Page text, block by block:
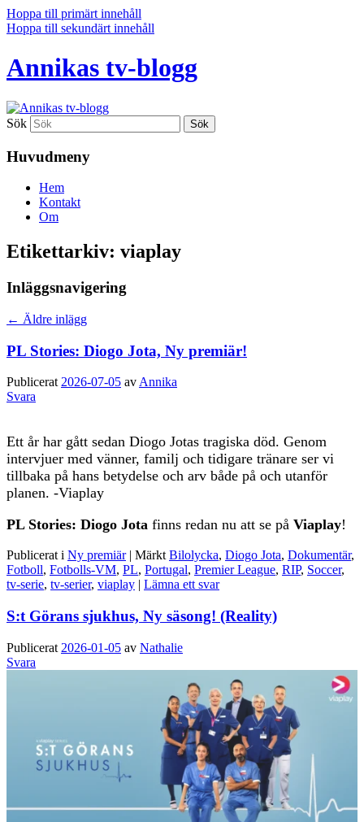
Hoppa till primärt innehåll
Hoppa till sekundärt innehåll
Annikas tv-blogg
Sök
Huvudmeny
Hem
Kontakt
Om
Etikettarkiv: viaplay
Inläggsnavigering
← Äldre inlägg
PL Stories: Diogo Jota, Ny premiär!
Publicerat 2026-07-05 av Annika
Svara
Ett år har gått sedan Diogo Jotas tragiska död. Genom
intervjuer med vänner, familj och tidigare tränare ser vi
tillbaka på hans betydelse och arv både på och utanför
planen. -Viaplay
PL Stories: Diogo Jota finns redan nu att se på Viaplay!
Publicerat i Ny premiär | Märkt Bilolycka, Diogo Jota, Dokumentär,
Fotboll, Fotbolls-VM, PL, Portugal, Premier League, RIP, Soccer,
tv-serie, tv-serier, viaplay | Lämna ett svar
S:t Görans sjukhus, Ny säsong! (Reality)
Publicerat 2026-01-05 av Nathalie
Svara